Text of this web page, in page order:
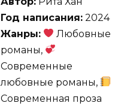
Год написания: 2024
Жанры:
Любовные
романы,
Современные
любовные романы,
Современная проза